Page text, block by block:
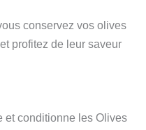
conservez vos olives
profitez de leur saveur
et conditionne les Olives